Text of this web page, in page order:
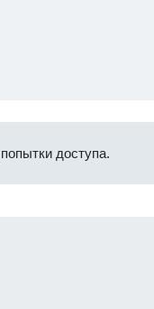
доступа.